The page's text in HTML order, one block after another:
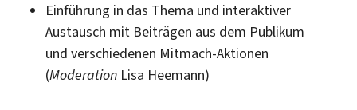
Einführung in das Thema und interaktiver
Austausch mit Beiträgen aus dem Publikum
und verschiedenen Mitmach-Aktionen
(ModerationLisa Heemann)